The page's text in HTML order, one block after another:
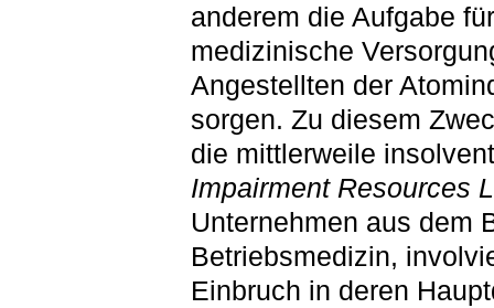
anderem die Aufgabe
medizinische
Angestellten der
sorgen. Zu diesem
die mittlerweile
Impairment Resources
Unternehmen aus dem
Betriebsmedizin,
Einbruch in deren